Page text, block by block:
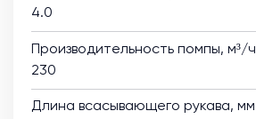
4.0
Производительность помпы, м³/ч
230
Длина всасывающего рукава, мм